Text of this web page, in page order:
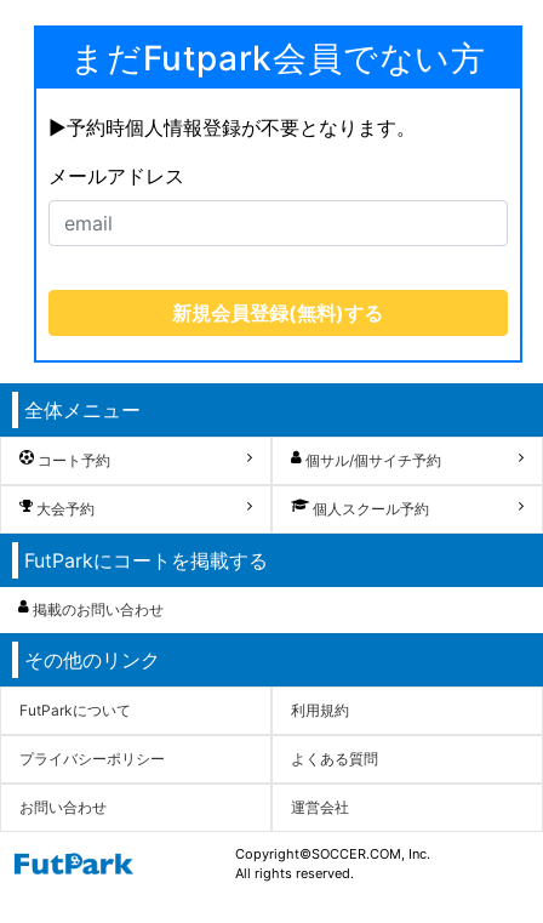
まだFutpark会員でない方
▶︎予約時個人情報登録が不要となります。
メールアドレス
全体メニュー
コート予約 個サル/個サイチ予約
大会予約 個人スクール予約
FutParkにコートを掲載する
掲載のお問い合わせ
その他のリンク
FutParkについて 利用規約
プライバシーポリシー よくある質問
お問い合わせ 運営会社
Copyright©SOCCER.COM, Inc.
All rights reserved.